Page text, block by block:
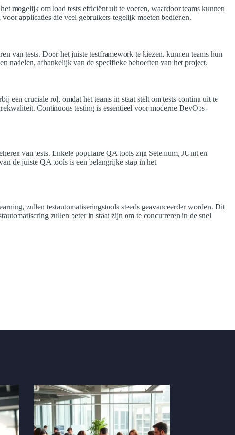
mogelijk om load tests efficiënt uit te voeren, waardoor teams kunnen
applicaties die veel gebruikers tegelijk moeten bedienen.
van tests. Door het juiste testframework te kiezen, kunnen teams hun
nadelen, afhankelijk van de specifieke behoeften van het project.
een cruciale rol, omdat het teams in staat stelt om tests continu uit te
Continuous testing is essentieel voor moderne DevOps-
van tests. Enkele populaire QA tools zijn Selenium, JUnit en
de juiste QA tools is een belangrijke stap in het
zullen testautomatiseringstools steeds geavanceerder worden. Dit
zullen beter in staat zijn om te concurreren in de snel